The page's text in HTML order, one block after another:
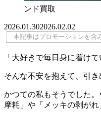
ンド買取
2026.01.302026.02.02
本記事はプロモーションを含
「大好きで毎日身に着け
そんな不安を抱えて、引
かつての私もそうでした
摩耗」や「メッキの剥がれ